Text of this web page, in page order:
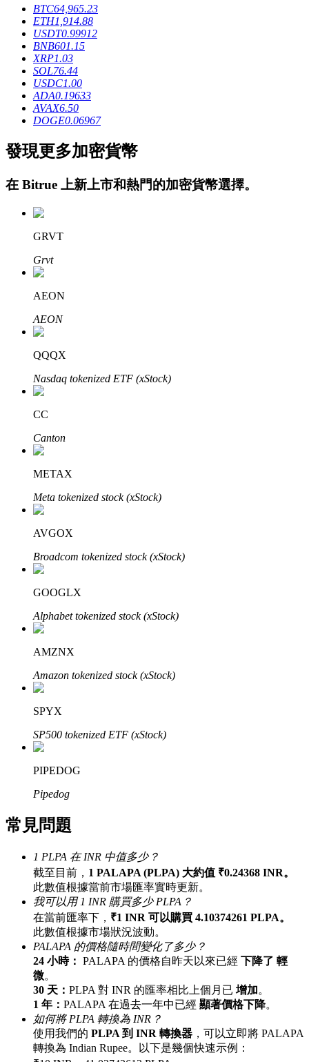
借貸寶
借貸數字貨幣，及時且安全的服務
定投理财
享受活期理財及長期收益
學習理財
Bitrue渠道合伙人
最高達65%佣金！
邀请好友
邀請朋友獲得現金獎勵
BTC 專享獎勵
BTC64,965.23
ETH1,914.88
USDT0.99912
BNB601.15
XRP1.03
SOL76.44
USDC1.00
ADA0.19633
AVAX6.50
DOGE0.06967
發現更多加密貨幣
在 Bitrue 上新上市和熱門的加密貨幣選擇。
GRVT
Grvt
AEON
AEON
QQQX
Nasdaq tokenized ETF (xStock)
CC
Canton
METAX
Meta tokenized stock (xStock)
AVGOX
Broadcom tokenized stock (xStock)
GOOGLX
Alphabet tokenized stock (xStock)
AMZNX
Amazon tokenized stock (xStock)
SPYX
SP500 tokenized ETF (xStock)
PIPEDOG
Pipedog
常見問題
1 PLPA 在 INR 中值多少？
截至目前， 1 PALAPA (PLPA) 大約值 ₹0.24368 INR。
此數值根據當前市場匯率實時更新。
我可以用 1 INR 購買多少 PLPA？
在當前匯率下， ₹1 INR 可以購買 4.10374261 PLPA。
此數值根據市場狀況波動。
PALAPA 的價格隨時間變化了多少？
24 小時： PALAPA 的價格自昨天以來已經 下降了 輕
微。
30 天： PLPA 對 INR 的匯率相比上個月已 增加。
1 年： PALAPA 在過去一年中已經 顯著價格下降。
如何將 PLPA 轉換為 INR？
使用我們的 PLPA 到 INR 轉換器 ，可以立即將 PALAPA
轉換為 Indian Rupee。以下是幾個快速示例：